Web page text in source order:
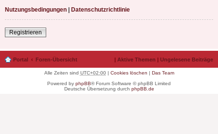
Nutzungsbedingungen | Datenschutzrichtlinie
Registrieren
Portal Foren-Übersicht | Aktive Themen | Ungelesene Beiträge
Alle Zeiten sind UTC+02:00| Cookies löschen | Das Team
Powered by phpBB® Forum Software © phpBB Limited
Deutsche Übersetzung durch phpBB.de